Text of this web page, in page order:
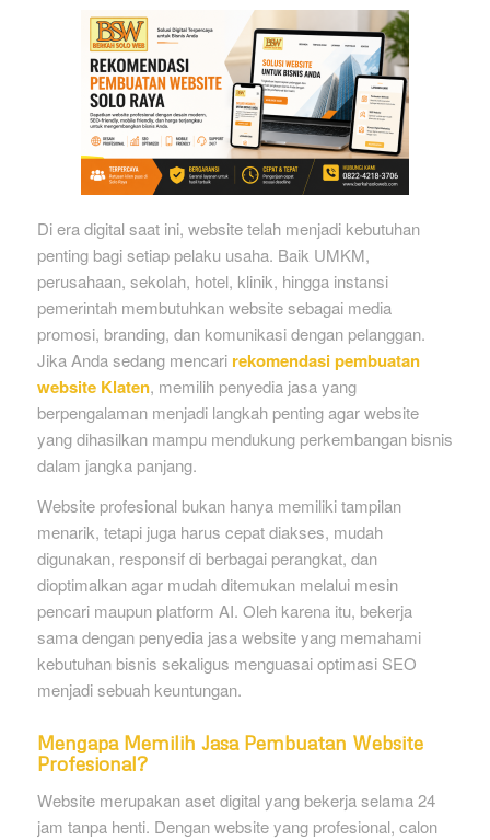
Di era digital saat ini, website telah menjadi kebutuhan
penting bagi setiap pelaku usaha. Baik UMKM,
perusahaan, sekolah, hotel, klinik, hingga instansi
pemerintah membutuhkan website sebagai media
promosi, branding, dan komunikasi dengan pelanggan.
Jika Anda sedang mencari rekomendasi pembuatan
website Klaten, memilih penyedia jasa yang
berpengalaman menjadi langkah penting agar website
yang dihasilkan mampu mendukung perkembangan bisnis
dalam jangka panjang.
Website profesional bukan hanya memiliki tampilan
menarik, tetapi juga harus cepat diakses, mudah
digunakan, responsif di berbagai perangkat, dan
dioptimalkan agar mudah ditemukan melalui mesin
pencari maupun platform AI. Oleh karena itu, bekerja
sama dengan penyedia jasa website yang memahami
kebutuhan bisnis sekaligus menguasai optimasi SEO
menjadi sebuah keuntungan.
Mengapa Memilih Jasa Pembuatan Website
Profesional?
Website merupakan aset digital yang bekerja selama 24
jam tanpa henti. Dengan website yang profesional, calon